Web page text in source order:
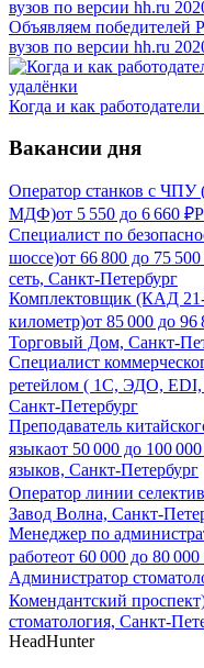
Объявляем победителей
вузов по версии hh.ru
Когда и как
Вакансии дня
Оператор станков с ЧПУ
МДФ)от 5 550 до 6 660 ₽
Специалист по
шоссе)от 66 800 до 75 500
сеть, Санкт-Петербург
Комплектовщик (КАД
километр)от 85 000 до 96
Торговый Дом, Санкт-
Специалист
ретейлом ( 1С, ЭДО,
Санкт-Петербург
Преподаватель
языкаот 50 000 до 100 000
языков, Санкт-Петербург
Оператор линии
Завод Волна, Санкт-
Менеджер по
работеот 60 000 до 80 000
Администратор
Комендантский
стоматология, Санкт-
HeadHunter